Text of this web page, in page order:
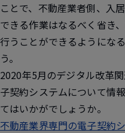
ことで、不動産業者側、入
できる作業はなるべく省き
行うことができるようになる
う。
2020年5月のデジタル改革
子契約システムについて情
てはいかがでしょうか。
不動産業界専門の電子契約